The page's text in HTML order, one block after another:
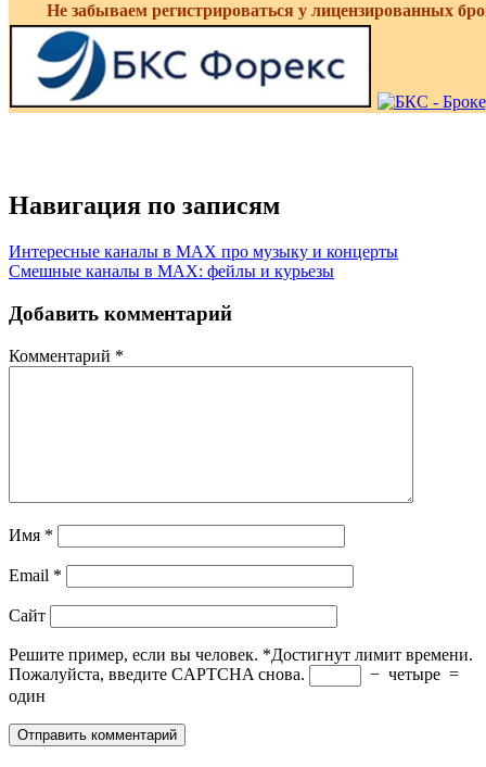
Не забываем регистрироваться у лицензированных
Навигация по записям
Интересные каналы в MAX про музыку и концерты
Смешные каналы в MAX: фейлы и курьезы
Добавить комментарий
Комментарий *
Имя *
Email *
Сайт
Решите пример, если вы человек. *Достигнут лимит времени.
Пожалуйста, введите CAPTCHA снова.
− четыре =
один